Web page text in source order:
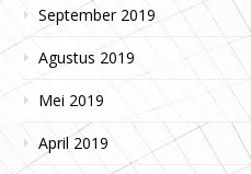
September 2019
Agustus 2019
Mei 2019
April 2019